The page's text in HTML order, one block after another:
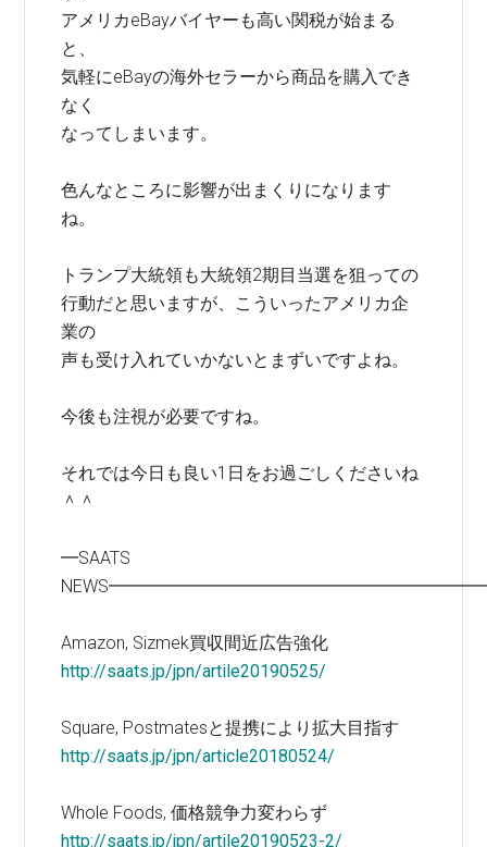
アメリカeBayバイヤーも高い関税が始まる
と、
気軽にeBayの海外セラーから商品を購入でき
なく
なってしまいます。
色んなところに影響が出まくりになります
ね。
トランプ大統領も大統領2期目当選を狙っての
行動だと思いますが、こういったアメリカ企
業の
声も受け入れていかないとまずいですよね。
今後も注視が必要ですね。
それでは今日も良い1日をお過ごしくださいね
＾＾
━SAATS
Amazon, Sizmek買収間近広告強化
http://saats.jp/jpn/artile20190525/
Square, Postmatesと提携により拡大目指す
http://saats.jp/jpn/article20180524/
Whole Foods, 価格競争力変わらず
http://saats.jp/jpn/artile20190523-2/